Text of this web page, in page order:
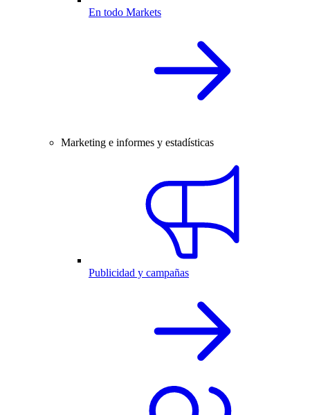
En todo Markets
Marketing e informes y estadísticas
Publicidad y campañas